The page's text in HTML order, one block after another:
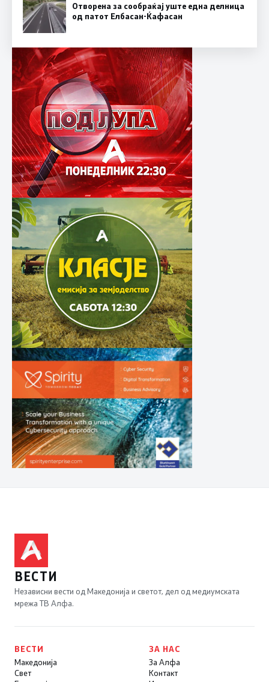
Отворена за сообраќај уште една делница
од патот Елбасан-Ќафасан
ВЕСТИ
Независни вести од Македонија и светот, дел од медиумската
мрежа ТВ Алфа.
ВЕСТИ
Македонија
Свет
ЗА НАС
За Алфа
Контакт